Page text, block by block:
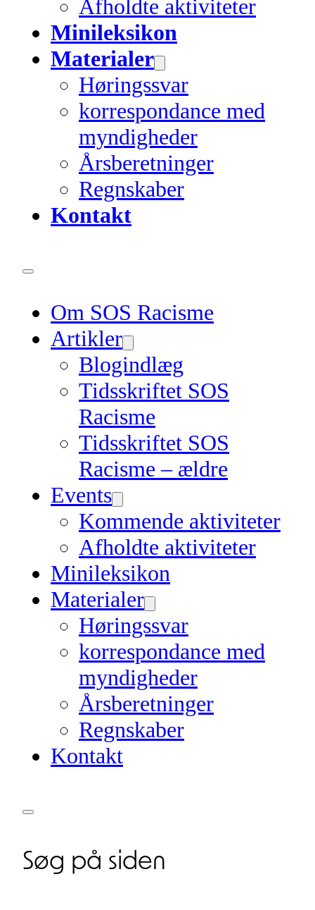
Afholdte aktiviteter
Minileksikon
Materialer
Høringssvar
korrespondance med
myndigheder
Årsberetninger
Regnskaber
Kontakt
Om SOS Racisme
Artikler
Blogindlæg
Tidsskriftet SOS
Racisme
Tidsskriftet SOS
Racisme – ældre
Events
Kommende aktiviteter
Afholdte aktiviteter
Minileksikon
Materialer
Høringssvar
korrespondance med
myndigheder
Årsberetninger
Regnskaber
Kontakt
Søg på siden